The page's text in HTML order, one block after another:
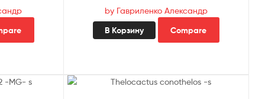
by Гавриленко Александр
В Корзину Compare